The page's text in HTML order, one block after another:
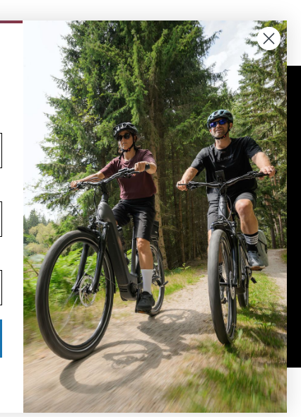
Volg ons op social media
Instagram Pinterest YouTube facebook TikTok